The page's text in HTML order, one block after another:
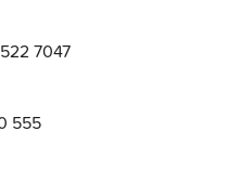
7047
555